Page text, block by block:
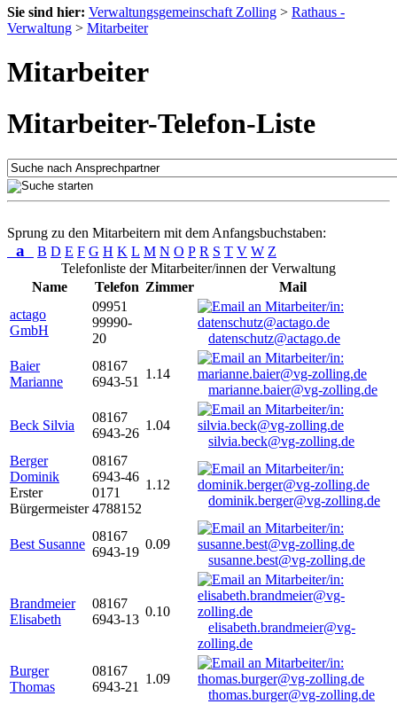
Sie sind hier: Verwaltungsgemeinschaft Zolling > Rathaus -
Verwaltung > Mitarbeiter
Mitarbeiter
Mitarbeiter-Telefon-Liste
Sprung zu den Mitarbeitern mit dem Anfangsbuchstaben:
a B D E F G H K L M N O P R S T V W Z
Telefonliste der Mitarbeiter/innen der Verwaltung
Name
Telefon Zimmer
Mail
actago
GmbH
09951
99990-
20
datenschutz@actago.de
Baier
Marianne
08167
6943-51
1.14
marianne.baier@vg-zolling.de
Beck Silvia
08167
6943-26
1.04
silvia.beck@vg-zolling.de
Berger
Dominik
Erster
Bürgermeister
08167
6943-46
0171
4788152
1.12
dominik.berger@vg-zolling.de
Best Susanne
08167
6943-19
0.09
susanne.best@vg-zolling.de
Brandmeier
Elisabeth
08167
6943-13
0.10
elisabeth.brandmeier@vg-
zolling.de
Burger
Thomas
08167
6943-21
1.09
thomas.burger@vg-zolling.de